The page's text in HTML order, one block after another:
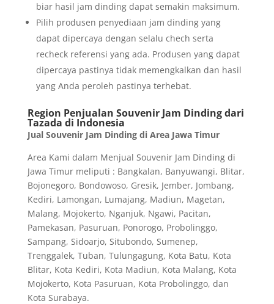
biar hasil jam dinding dapat semakin maksimum.
Pilih produsen penyediaan jam dinding yang
dapat dipercaya dengan selalu chech serta
recheck referensi yang ada. Produsen yang dapat
dipercaya pastinya tidak memengkalkan dan hasil
yang Anda peroleh pastinya terhebat.
Region Penjualan Souvenir Jam Dinding dari
Tazada di Indonesia
Jual Souvenir Jam Dinding di Area Jawa Timur
Area Kami dalam Menjual Souvenir Jam Dinding di
Jawa Timur meliputi : Bangkalan, Banyuwangi, Blitar,
Bojonegoro, Bondowoso, Gresik, Jember, Jombang,
Kediri, Lamongan, Lumajang, Madiun, Magetan,
Malang, Mojokerto, Nganjuk, Ngawi, Pacitan,
Pamekasan, Pasuruan, Ponorogo, Probolinggo,
Sampang, Sidoarjo, Situbondo, Sumenep,
Trenggalek, Tuban, Tulungagung, Kota Batu, Kota
Blitar, Kota Kediri, Kota Madiun, Kota Malang, Kota
Mojokerto, Kota Pasuruan, Kota Probolinggo, dan
Kota Surabaya.